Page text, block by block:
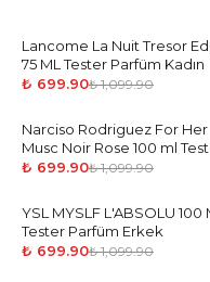
-36%
Lancome La Nuit Tresor
75 ML Tester Parfüm Kadın
₺ 699.90₺ 1,099.90
-36%
Narciso Rodriguez For Her
Musc Noir Rose 100 ml
Parfüm Kadın
₺ 699.90₺ 1,099.90
- 36%
YSL MYSLF L'ABSOLU 100
Tester Parfüm Erkek
₺ 699.90₺ 1,099.90